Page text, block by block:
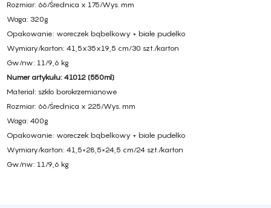
Rozmiar: 66/Średnica x 175/Wys. mm
Waga: 320g
Opakowanie: woreczek bąbelkowy + białe pudełko
Wymiary/karton: 41,5x35x19,5 cm/30 szt./karton
Gw/nw: 11/9,6 kg
Numer artykułu: 41012 (550ml)
Materiał: szkło borokrzemianowe
Rozmiar: 66/Średnica x 225/Wys. mm
Waga: 400g
Opakowanie: woreczek bąbelkowy + białe pudełko
Wymiary/karton: 41,5×28,5×24,5 cm/24 szt./karton
Gw/nw: 11/9,6 kg